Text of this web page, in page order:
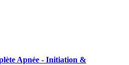
Apnée - Initiation &